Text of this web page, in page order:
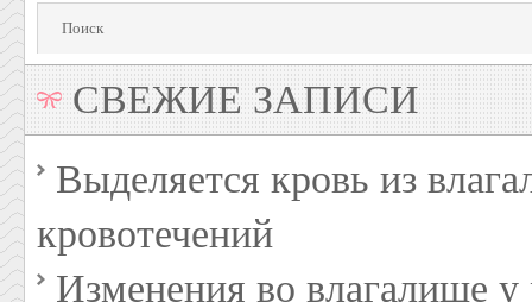
СВЕЖИЕ ЗАПИСИ
Выделяется кровь из
кровотечений
Изменения во влагалище